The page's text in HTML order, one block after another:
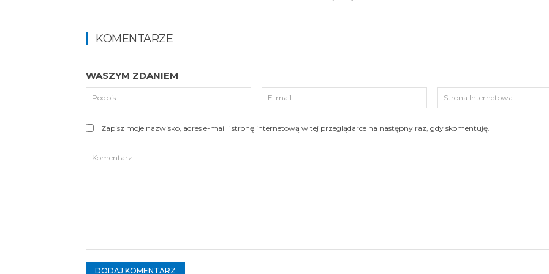
KOMENTARZE
WASZYM ZDANIEM
Podpis:
mail:
Zapisz moje nazwisko, adres e-mail i stronę internetową w tej przeglądarce na następny raz, gdy skomentuję.